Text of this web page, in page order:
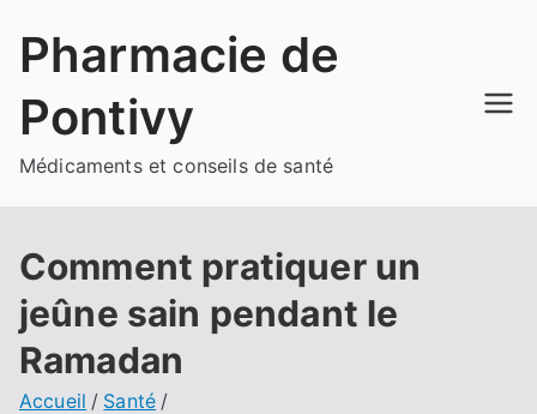
Pharmacie de
Pontivy
Médicaments et conseils de santé
Comment pratiquer un
jeûne sain pendant le
Ramadan
Accueil
Santé